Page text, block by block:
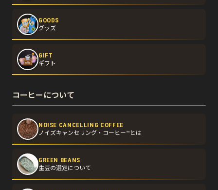
GOODS
グッズ
GIFT
ギフト
コーヒーについて
NOISE CANCELLING COFFEE
ノイズキャンセリング・コーヒー™とは
GREEN BEANS
生豆の選定について